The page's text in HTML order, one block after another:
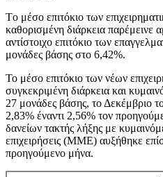
Tο μέσο επιτόκιο των
καθορισμένη διάρκεια παρέμεινε
αντίστοιχο επιτόκιο των
μονάδες βάσης στο 6,42%.
Το μέσο επιτόκιο των νέων
συγκεκριμένη διάρκεια και
27 μονάδες βάσης, το Δεκέμβριο
2,83% έναντι 2,56% τον
δανείων τακτής λήξης με
επιχειρήσεις (ΜΜΕ) αυξήθηκε
προηγούμενο μήνα.